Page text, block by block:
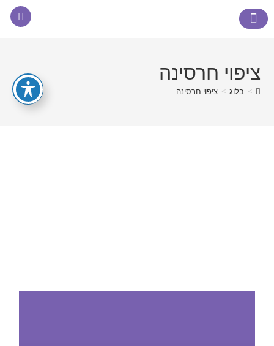
ציפוי חרסינה
> בלוג > ציפוי חרסינה